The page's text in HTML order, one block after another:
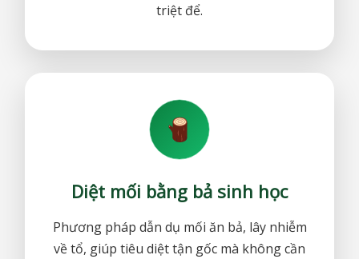
triệt để.
Diệt mối bằng bả sinh học
Phương pháp dẫn dụ mối ăn bả, lây nhiễm
về tổ, giúp tiêu diệt tận gốc mà không cần